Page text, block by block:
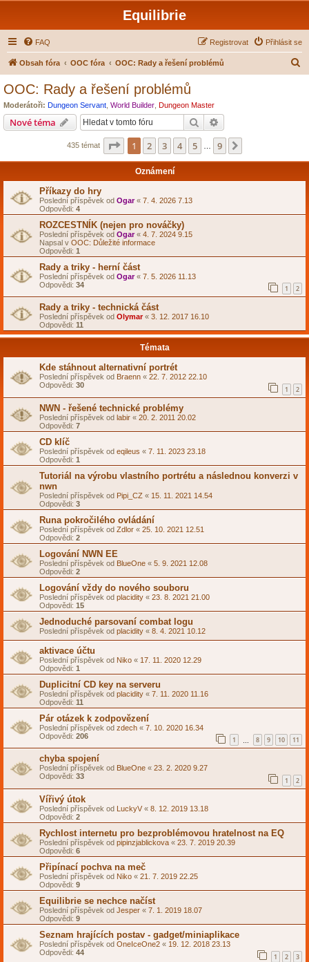
Equilibrie
FAQ Přihlásit se
Registrovat
Obsah fóra OOC fóra OOC: Rady a řešení problémů
OOC: Rady a řešení problémů
Moderátoři: Dungeon Servant World Builder Dungeon Master
Nové téma Hledat
435 témat Stránka z
1 2 3 4 5 9
Oznámení
Příkazy do hry
Poslední příspěvek od Ogar« 7. 4. 2026 7.13
Odpovědi: 4
ROZCESTNÍK (nejen pro nováčky)
Poslední příspěvek od Ogar« 4. 7. 2024 9.15
Napsal v OOC: Důležité informace
Odpovědi: 1
Rady a triky - herní část
Poslední příspěvek od Ogar« 7. 5. 2026 11.13
Odpovědi: 34 1 2
Rady a triky - technická část
Poslední příspěvek od Olymar« 3. 12. 2017 16.10
Odpovědi: 11
Témata
Kde stáhnout alternativní portrét
Poslední příspěvek od Braenn « 22. 7. 2012 22.10
Odpovědi: 30 1 2
NWN - řešené technické problémy
Poslední příspěvek od labir « 20. 2. 2011 20.02
Odpovědi: 7
CD klíč
Poslední příspěvek od eqileus « 7. 11. 2023 23.18
Odpovědi: 1
Tutoriál na výrobu vlastního portrétu a následnou konverzi v
nwn
Poslední příspěvek od Pipi_CZ « 15. 11. 2021 14.54
Odpovědi: 3
Runa pokročilého ovládání
Poslední příspěvek od Zdlor « 25. 10. 2021 12.51
Odpovědi: 2
Logování NWN EE
Poslední příspěvek od BlueOne « 5. 9. 2021 12.08
Odpovědi: 2
Logování vždy do nového souboru
Poslední příspěvek od placidity « 23. 8. 2021 21.00
Odpovědi: 15
Jednoduché parsovaní combat logu
Poslední příspěvek od placidity « 8. 4. 2021 10.12
aktivace účtu
Poslední příspěvek od Niko « 17. 11. 2020 12.29
Odpovědi: 1
Duplicitní CD key na serveru
Poslední příspěvek od placidity « 7. 11. 2020 11.16
Odpovědi: 11
Pár otázek k zodpovězení
Poslední příspěvek od zdech « 7. 10. 2020 16.34
Odpovědi: 206 1 8 9 10 11
chyba spojení
Poslední příspěvek od BlueOne « 23. 2. 2020 9.27
Odpovědi: 33 1 2
Vířivý útok
Poslední příspěvek od LuckyV « 8. 12. 2019 13.18
Odpovědi: 2
Rychlost internetu pro bezproblémovou hratelnost na EQ
Poslední příspěvek od pipinzjablickova « 23. 7. 2019 20.39
Odpovědi: 6
Připínací pochva na meč
Poslední příspěvek od Niko « 21. 7. 2019 22.25
Odpovědi: 9
Equilibrie se nechce načíst
Poslední příspěvek od Jesper « 7. 1. 2019 18.07
Odpovědi: 9
Seznam hrajících postav - gadget/miniaplikace
Poslední příspěvek od OneIceOne2 « 19. 12. 2018 23.13
Odpovědi: 44 1 2 3